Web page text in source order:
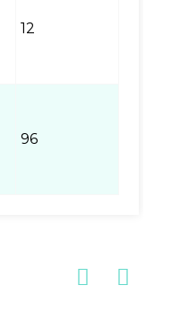
12
96